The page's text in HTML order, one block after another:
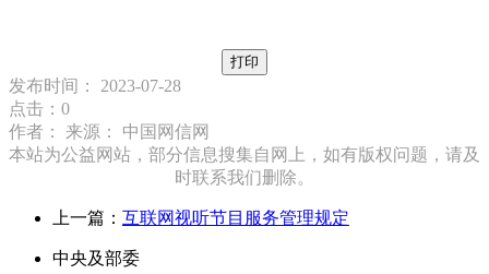
打印
发布时间： 2023-07-28
点击： 0
作者： 来源： 中国网信网
本站为公益网站，部分信息搜集自网上，如有版权问题，请及
时联系我们删除。
上一篇： 互联网视听节目服务管理规定
中央及部委